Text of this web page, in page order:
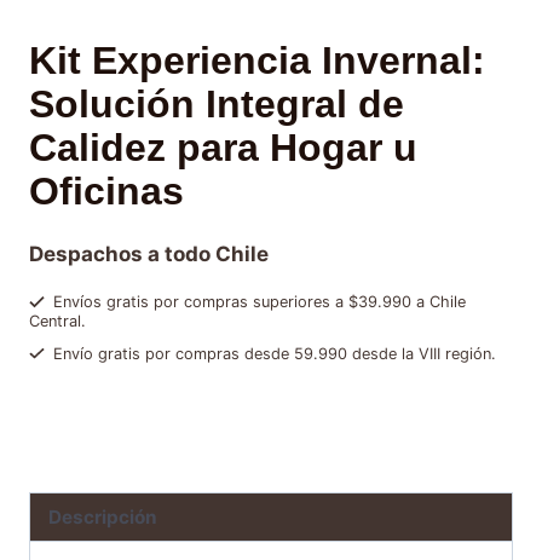
Kit Experiencia Invernal:
Solución Integral de
Calidez para Hogar u
Oficinas
Despachos a todo Chile
Envíos gratis por compras superiores a $39.990 a Chile
Central.
Envío gratis por compras desde 59.990 desde la VIII región.
Descripción